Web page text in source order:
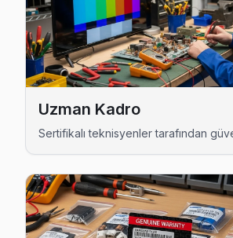
Esenyurt TV Servis Merkezi →
Çınar Tefal Servis
Çınar bölgesindeki Tefal
Esenyurt TV Servis Merkezi →
Esenkent Tefal Servis
Esenkent'den gelen Tefal TV
Esenkent Tefal Anakart Tamiri →
Fatih Tefal Servis
Fatih'de Tefal TV ses ama görüntü
Uzman Kadro
Sertifikalı teknisyenler tarafından